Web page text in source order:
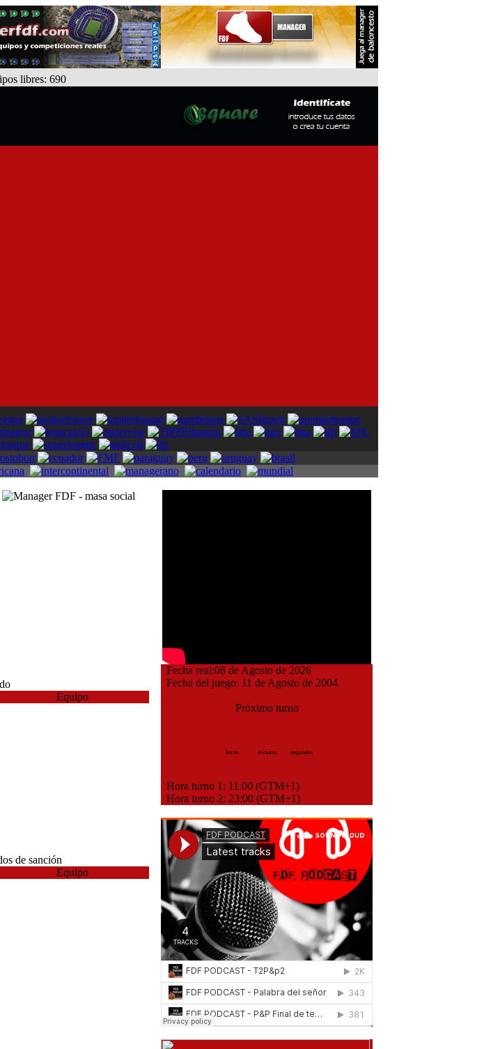
libres: 690
Equipo
de sanción
Equipo
Fecha real:08 de Agosto de 2026
Fecha del juego: 11 de Agosto de 2004
Próximo turno
horas minutos segundos
Hora turno 1: 11:00 (GTM+1)
Hora turno 2: 23:00 (GTM+1)